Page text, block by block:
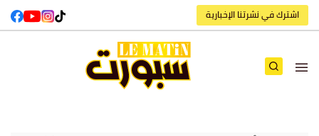
اشترك في نشرتنا الإخبارية